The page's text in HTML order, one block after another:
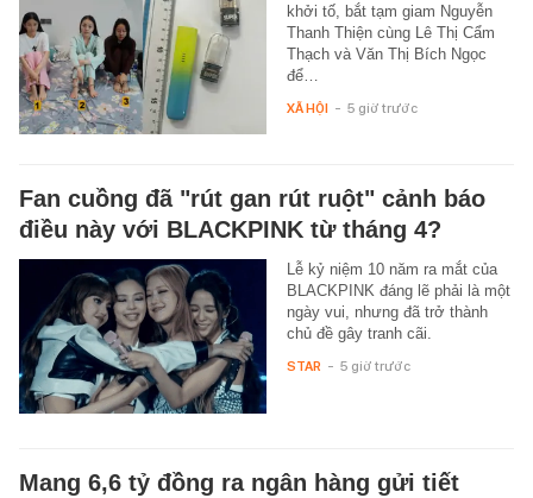
khởi tố, bắt tạm giam Nguyễn
Thanh Thiện cùng Lê Thị Cẩm
Thạch và Văn Thị Bích Ngọc
để…
XÃ HỘI - 5 giờ trước
Fan cuồng đã "rút gan rút ruột" cảnh báo
điều này với BLACKPINK từ tháng 4?
Lễ kỷ niệm 10 năm ra mắt của
BLACKPINK đáng lẽ phải là một
ngày vui, nhưng đã trở thành
chủ đề gây tranh cãi.
STAR - 5 giờ trước
Mang 6,6 tỷ đồng ra ngân hàng gửi tiết